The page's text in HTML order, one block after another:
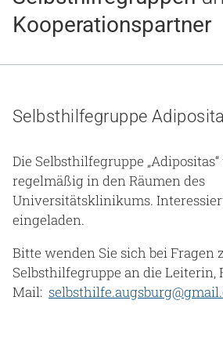
Beruf & Karriere
Notaufnahme
Kooperations­partner
Selbsthilfegruppe
Die Selbsthilfegruppe
regelmäßig in den Räumen des
Universitätsklinikums.
eingeladen.
Bitte wenden Sie sich bei Fragen
Selbsthilfegruppe an die Leiterin,
Mail: